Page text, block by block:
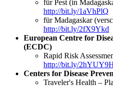
für Pest (in
http://bit.ly/1aVhPlQ
für Madagaskar
http://bit.ly/2fX9Ykd
European Centre for
(ECDC)
Rapid Risk
http://bit.ly/
Centers for Disease
Traveler's Health –